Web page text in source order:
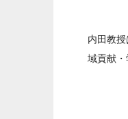
内田教
域貢献・